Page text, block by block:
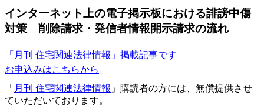
インターネット上の電子掲示板における誹謗中傷
対策 削除請求・発信者情報開示請求の流れ
「月刊 住宅関連法律情報」掲載記事です
お申込みはこちらから
「 月刊 住宅関連法律情報 」購読者の方には、無償提供させ
ていただいております。